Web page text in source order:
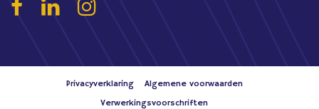
Privacyverklaring
Algemene voorwaarden
Verwerkingsvoorschriften